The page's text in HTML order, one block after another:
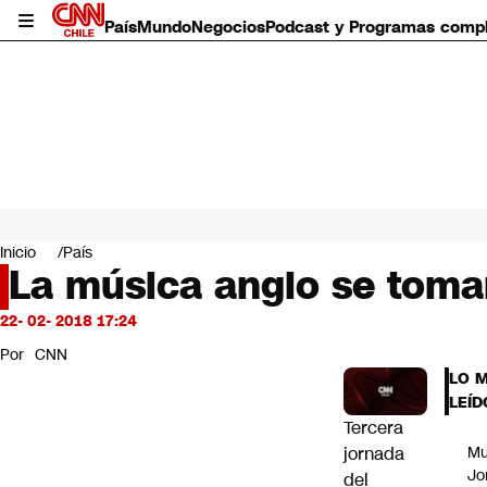
PaísMundoNegociosPodcast y Programas
Mundo
Negocios
Deportes
Programas completos
Servicios
Inicio País
La música anglo se
22- 02- 2018 17:24
Por CNN
Tercera
jornada
del
LO